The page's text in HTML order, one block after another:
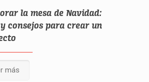
la mesa de Navidad:
consejos para crear un
más